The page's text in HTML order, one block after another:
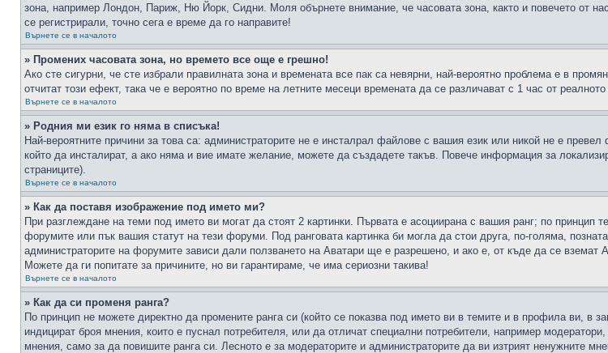
зона, например Лондон, Париж, Ню Йорк, Сидни. Моля обърнете внимание, че часовата зона, както и повечето от
се регистрирали, точно сега е време да го направите!
Върнете се в началото
» Промених часовата зона, но времето все още е грешно!
Ако сте сигурни, че сте избрали правилната зона и времената все пак са невярни, най-вероятно проблема е в
отчитат този ефект, така че е вероятно по време на летните месеци времената да се различават с 1 час от
Върнете се в началото
» Родния ми език го няма в списъка!
Най-вероятните причини за това са: администраторите не е инсталрал файлове с вашия език или никой не е
който да инсталират, а ако няма и вие имате желание, можете да създадете такъв. Повече информация за
страниците).
Върнете се в началото
» Как да поставя изображение под името ми?
При разглеждане на теми под името ви могат да стоят 2 картинки. Първата е асоциирана с вашия ранг; по принцип
форумите или пък вашия статут на тези форуми. Под ранговата картинка би могла да стои друга, по-голяма,
администраторите на форумите зависи дали ползването на Аватари ще е разрешено, и ако е, от къде да се
Можете да ги попитате за причините, но ви гарантираме, че има сериозни такива!
Върнете се в началото
» Как да си променя ранга?
По принцип не можете директно да промените ранга си (който се показва под името ви в темите и в профила ви, в
индицират броя мнения, които е пуснал потребителя, или да отличат специални потребители, например
мнения, само за да повишите ранга си. Лесното е за модераторите и администраторите да ви изтрият ненужните